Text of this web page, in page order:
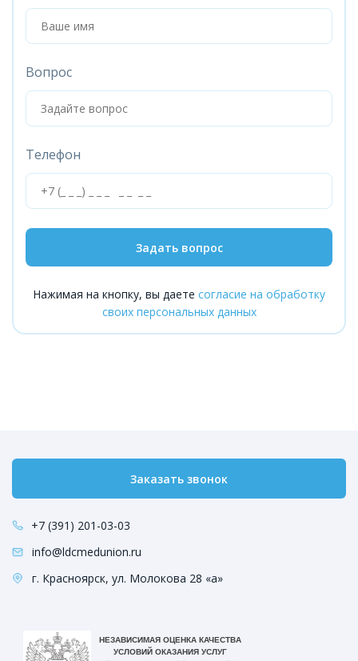
Вопрос
Телефон
Задать вопрос
Нажимая на кнопку, вы даете согласие на обработку
своих персональных данных
Заказать звонок
+7 (391) 201-03-03
info@ldcmedunion.ru
г. Красноярск, ул. Молокова 28 «а»